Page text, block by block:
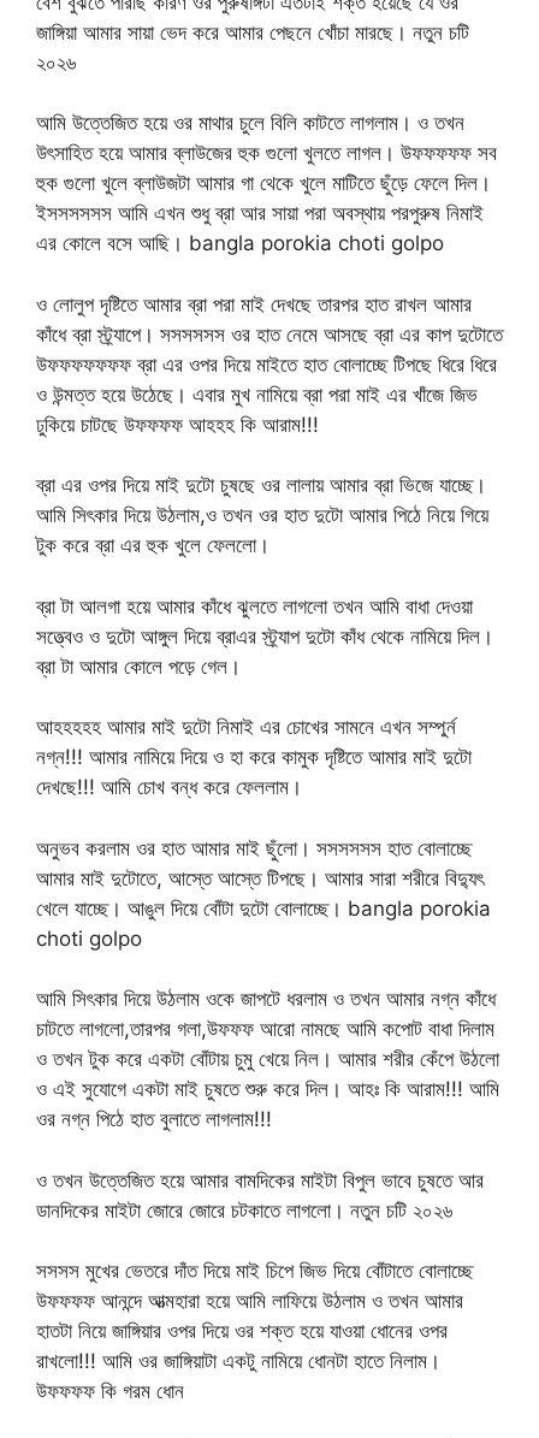
জাঙ্গিয়া আমার সায়া ভেদ করে আমার পেছনে খোঁচা মারছে। নতুন চটি
২০২৬
আমি উত্তেজিত হয়ে ওর মাথার চুলে বিলি কাটতে লাগলাম। ও তখন
উৎসাহিত হয়ে আমার ব্লাউজের হুক গুলো খুলতে লাগল। উফফফফফ সব
হুক গুলো খুলে ব্লাউজটা আমার গা থেকে খুলে মাটিতে ছুঁড়ে ফেলে দিল।
ইসসসসসস আমি এখন শুধু ব্রা আর সায়া পরা অবস্থায় পরপুরুষ নিমাই
এর কোলে বসে আছি। bangla porokia choti golpo
ও লোলুপ দৃষ্টিতে আমার ব্রা পরা মাই দেখছে তারপর হাত রাখল আমার
কাঁধে ব্রা স্ট্র্যাপে। সসসসসস ওর হাত নেমে আসছে ব্রা এর কাপ দুটোতে
উফফফফফফফ ব্রা এর ওপর দিয়ে মাইতে হাত বোলাচ্ছে টিপছে ধিরে ধিরে
ও উন্মত্ত হয়ে উঠেছে। এবার মুখ নামিয়ে ব্রা পরা মাই এর খাঁজে জিভ
ঢুকিয়ে চাটছে উফফফফ আহহহ কি আরাম!!!
ব্রা এর ওপর দিয়ে মাই দুটো চুষছে ওর লালায় আমার ব্রা ভিজে যাচ্ছে।
আমি সিৎকার দিয়ে উঠলাম,ও তখন ওর হাত দুটো আমার পিঠে নিয়ে গিয়ে
টুক করে ব্রা এর হুক খুলে ফেললো।
ব্রা টা আলগা হয়ে আমার কাঁধে ঝুলতে লাগলো তখন আমি বাধা দেওয়া
সত্ত্বেও ও দুটো আঙ্গুল দিয়ে ব্রাএর স্ট্র্যাপ দুটো কাঁধ থেকে নামিয়ে দিল।
ব্রা টা আমার কোলে পড়ে গেল।
আহহহহহ আমার মাই দুটো নিমাই এর চোখের সামনে এখন সম্পুর্ন
নগ্ন!!! আমার নামিয়ে দিয়ে ও হা করে কামুক দৃষ্টিতে আমার মাই দুটো
দেখছে!!! আমি চোখ বন্ধ করে ফেললাম।
অনুভব করলাম ওর হাত আমার মাই ছুঁলো। সসসসসস হাত বোলাচ্ছে
আমার মাই দুটোতে, আস্তে আস্তে টিপছে। আমার সারা শরীরে বিদ্যুৎ
খেলে যাচ্ছে। আঙুল দিয়ে বোঁটা দুটো বোলাচ্ছে। bangla porokia
choti golpo
আমি সিৎকার দিয়ে উঠলাম ওকে জাপটে ধরলাম ও তখন আমার নগ্ন কাঁধে
চাটতে লাগলো,তারপর গলা,উফফফ আরো নামছে আমি কপোট বাধা দিলাম
ও তখন টুক করে একটা বোঁটায় চুমু খেয়ে নিল। আমার শরীর কেঁপে উঠলো
ও এই সুযোগে একটা মাই চুষতে শুরু করে দিল। আহঃ কি আরাম!!! আমি
ওর নগ্ন পিঠে হাত বুলাতে লাগলাম!!!
ও তখন উত্তেজিত হয়ে আমার বামদিকের মাইটা বিপুল ভাবে চুষতে আর
ডানদিকের মাইটা জোরে জোরে চটকাতে লাগলো। নতুন চটি ২০২৬
সসসস মুখের ভেতরে দাঁত দিয়ে মাই চিপে জিভ দিয়ে বোঁটাতে বোলাচ্ছে
উফফফফ আনন্দে আত্মহারা হয়ে আমি লাফিয়ে উঠলাম ও তখন আমার
হাতটা নিয়ে জাঙ্গিয়ার ওপর দিয়ে ওর শক্ত হয়ে যাওয়া ধোনের ওপর
রাখলো!!! আমি ওর জাঙ্গিয়াটা একটু নামিয়ে ধোনটা হাতে নিলাম।
উফফফফ কি গরম ধোন